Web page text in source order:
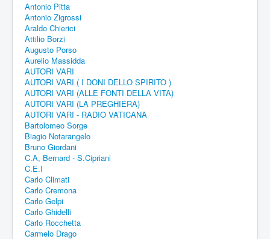
Antonio Pitta
Antonio Zigrossi
Araldo Chierici
Attilio Borzi
Augusto Porso
Aurelio Massidda
AUTORI VARI
AUTORI VARI ( I DONI DELLO SPIRITO )
AUTORI VARI (ALLE FONTI DELLA VITA)
AUTORI VARI (LA PREGHIERA)
AUTORI VARI - RADIO VATICANA
Bartolomeo Sorge
Biagio Notarangelo
Bruno Giordani
C.A, Bernard - S.Cipriani
C.E.I
Carlo Climati
Carlo Cremona
Carlo Gelpi
Carlo Ghidelli
Carlo Rocchetta
Carmelo Drago